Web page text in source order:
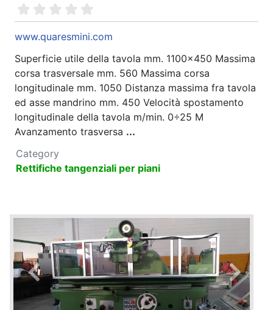
www.quaresmini.com
Superficie utile della tavola mm. 1100x450 Massima
corsa trasversale mm. 560 Massima corsa
longitudinale mm. 1050 Distanza massima fra tavola
ed asse mandrino mm. 450 Velocità spostamento
longitudinale della tavola m/min. 0÷25 M
Avanzamento trasversa ...
Category
Rettifiche tangenziali per piani